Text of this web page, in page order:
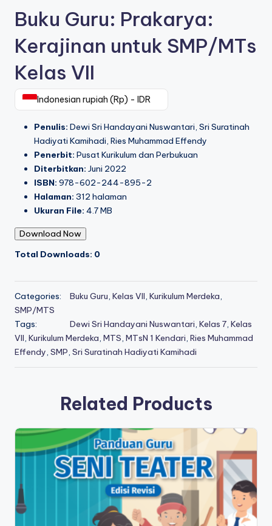
Buku Guru: Prakarya:
Kerajinan untuk SMP/MTs
Kelas VII
Indonesian rupiah (Rp) - IDR
Penulis: Dewi Sri Handayani Nuswantari, Sri Suratinah
Hadiyati Kamihadi, Ries Muhammad Effendy
Penerbit: Pusat Kurikulum dan Perbukuan
Diterbitkan: Juni 2022
ISBN: 978-602-244-895-2
Halaman: 312 halaman
Ukuran File: 4.7 MB
Download Now
Total Downloads: 0
Categories: Buku Guru, Kelas VII, Kurikulum Merdeka,
SMP/MTS
Tags:
Dewi Sri Handayani Nuswantari, Kelas 7, Kelas
VII, Kurikulum Merdeka, MTS, MTsN 1 Kendari, Ries Muhammad
Effendy, SMP, Sri Suratinah Hadiyati Kamihadi
Related Products